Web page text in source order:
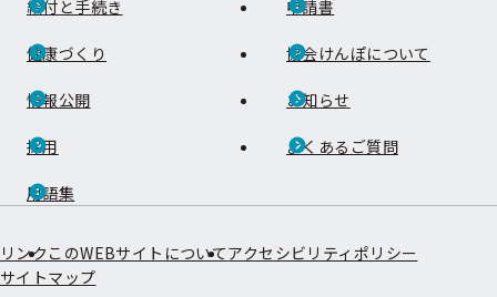
給付と手続き 申請書
健康づくり 協会けんぽについて
情報公開 お知らせ
採用 よくあるご質問
用語集
リンク このWEBサイトについてアクセシビリティポリシー
サイトマップ